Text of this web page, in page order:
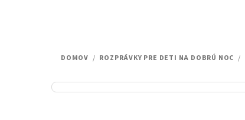
DOMOV / ROZPRÁVKY PRE DETI NA DOBRÚ NOC /
B